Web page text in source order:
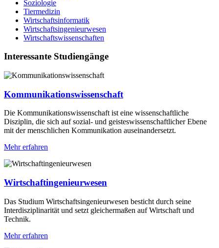
Soziologie
Tiermedizin
Wirtschaftsinformatik
Wirtschaftsingenieurwesen
Wirtschaftswissenschaften
Interessante Studiengänge
Kommunikationswissenschaft
Die Kommunikationswissenschaft ist eine wissenschaftliche
Disziplin, die sich auf sozial- und geisteswissenschaftlicher Ebene
mit der menschlichen Kommunikation auseinandersetzt.
Mehr erfahren
Wirtschaftingenieurwesen
Das Studium Wirtschaftsingenieurwesen besticht durch seine
Interdisziplinarität und setzt gleichermaßen auf Wirtschaft und
Technik.
Mehr erfahren